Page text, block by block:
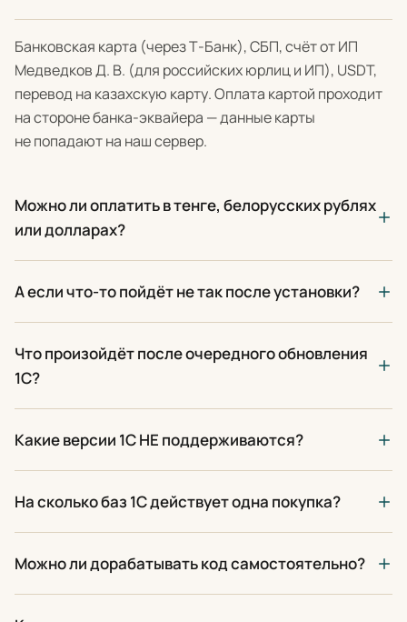
Банковская карта (через Т-Банк), СБП, счёт от ИП
Медведков Д. В. (для российских юрлиц и ИП), USDT,
перевод на казахскую карту. Оплата картой проходит
на стороне банка-эквайера — данные карты
не попадают на наш сервер.
Можно ли оплатить в тенге, белорусских рублях
или долларах?
А если что-то пойдёт не так после установки?
Что произойдёт после очередного обновления
1С?
Какие версии 1С НЕ поддерживаются?
На сколько баз 1С действует одна покупка?
Можно ли дорабатывать код самостоятельно?